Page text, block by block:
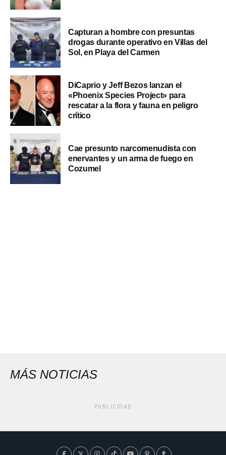
Capturan a hombre con presuntas
drogas durante operativo en Villas del
Sol, en Playa del Carmen
DiCaprio y Jeff Bezos lanzan el
«Phoenix Species Project» para
rescatar a la flora y fauna en peligro
crítico
Cae presunto narcomenudista con
enervantes y un arma de fuego en
Cozumel
MÁS NOTICIAS
PUBLICIDAD